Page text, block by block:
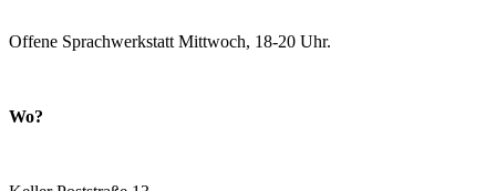
Offene Sprachwerkstatt Mittwoch, 18-20 Uhr.
Wo?